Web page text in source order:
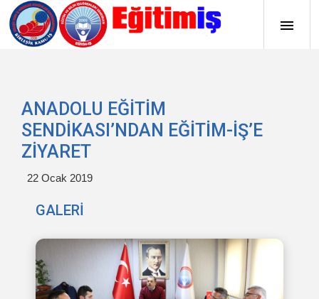
ANADOLU EĞİTİM
SENDİKASI’NDAN EĞİTİM-İŞ’E
ZİYARET
22 Ocak 2019
GALERİ